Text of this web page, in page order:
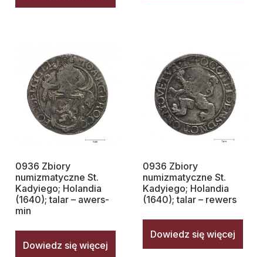
0936 Zbiory
numizmatyczne St.
Kadyiego; Holandia
(1640); talar – awers-
min
Dowiedz się więcej
0936 Zbiory
numizmatyczne St.
Kadyiego; Holandia
(1640); talar – rewers
Dowiedz się więcej